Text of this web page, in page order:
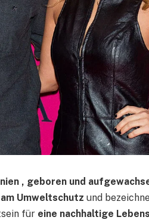
, geboren und
Umweltschutz und
für eine nachhaltige